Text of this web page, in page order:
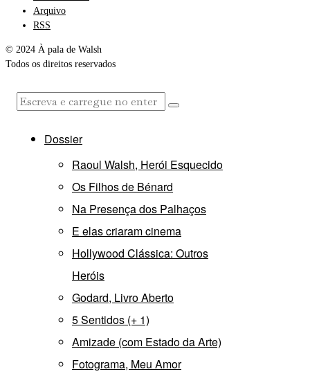
Arquivo
RSS
© 2024 À pala de Walsh
Todos os direitos reservados
Dossier
Raoul Walsh, Herói Esquecido
Os Filhos de Bénard
Na Presença dos Palhaços
E elas criaram cinema
Hollywood Clássica: Outros
Heróis
Godard, Livro Aberto
5 Sentidos (+ 1)
Amizade (com Estado da Arte)
Fotograma, Meu Amor